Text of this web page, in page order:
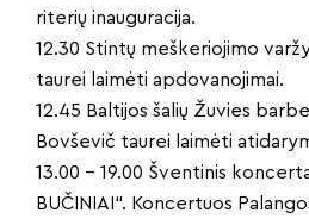
riterių inauguracija.
12.30 Stintų meškeriojimo
taurei laimėti apdovanojimai.
12.45 Baltijos šalių Žuvies
Bovševič taurei laimėti
13.00 – 19.00 Šventinis
BUČINIAI“. Koncertuos